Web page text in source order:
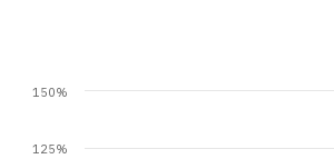
125%
150%